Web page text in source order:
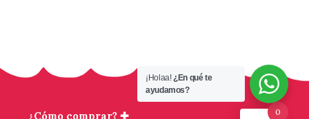
¿Cómo comprar? ✚
¡Holaa!¿En qué te
ayudamos?
0